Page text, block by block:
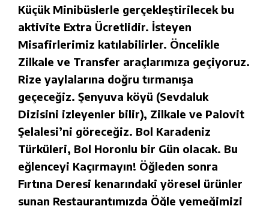
Küçük Minibüslerle gerçekleştirilecek bu
aktivite Extra Ücretlidir. İsteyen
Misafirlerimiz katılabilirler. Öncelikle
Zilkale ve Transfer araçlarımıza geçiyoruz.
Rize yaylalarına doğru tırmanışa
geçeceğiz. Şenyuva köyü (Sevdaluk
Dizisini izleyenler bilir), Zilkale ve Palovit
Şelalesi’ni göreceğiz. Bol Karadeniz
Türküleri, Bol Horonlu bir Gün olacak. Bu
eğlenceyi Kaçırmayın! Öğleden sonra
Fırtına Deresi kenarındaki yöresel ürünler
sunan Restaurantımızda Öğle yemeğimizi